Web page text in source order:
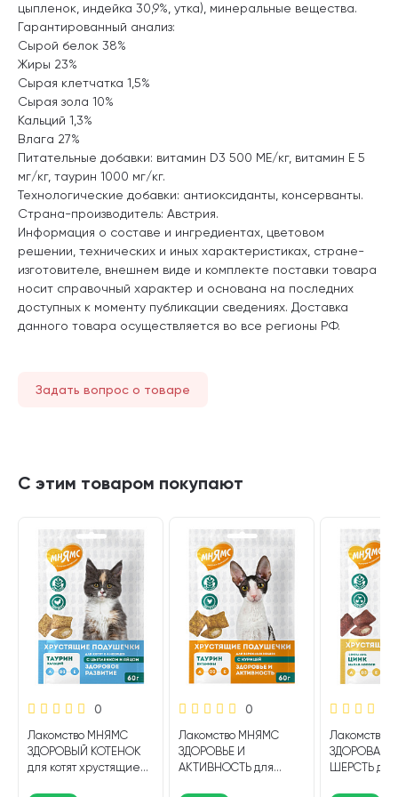
цыпленок, индейка 30,9%, утка), минеральные вещества.
Гарантированный анализ:
Сырой белок 38%
Жиры 23%
Сырая клетчатка 1,5%
Сырая зола 10%
Кальций 1,3%
Влага 27%
Питательные добавки: витамин D3 500 ME/кг, витамин Е 5
мг/кг, таурин 1000 мг/кг.
Технологические добавки: антиоксиданты, консерванты.
Страна-производитель: Австрия.
Информация о составе и ингредиентах, цветовом
решении, технических и иных характеристиках, стране-
изготовителе, внешнем виде и комплекте поставки товара
носит справочный характер и основана на последних
доступных к моменту публикации сведениях. Доставка
данного товара осуществляется во все регионы РФ.
Задать вопрос о товаре
С этим товаром покупают
0
Лакомство МНЯМС
ЗДОРОВЫЙ КОТЕНОК
для котят хрустящие
0
Лакомство МНЯМС
ЗДОРОВЬЕ И
АКТИВНОСТЬ для
Лакомство
ЗДОРОВАЯ
ШЕРСТЬ